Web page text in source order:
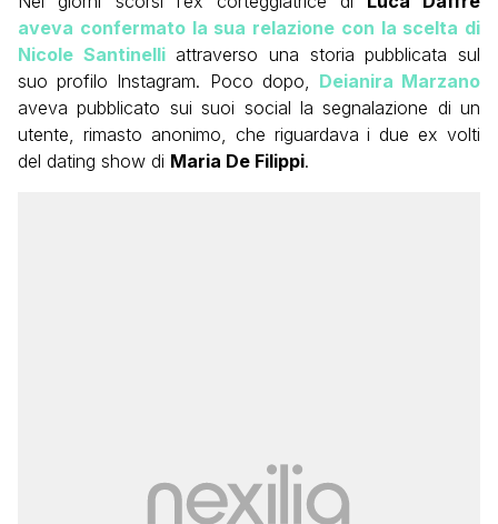
aveva confermato la sua relazione con la scelta di
Nicole Santinelliattraverso una storia pubblicata sul
suo profilo Instagram. Poco dopo, Deianira Marzano
aveva pubblicato sui suoi social la segnalazione di un
utente, rimasto anonimo, che riguardava i due ex volti
del dating show di Maria De Filippi.